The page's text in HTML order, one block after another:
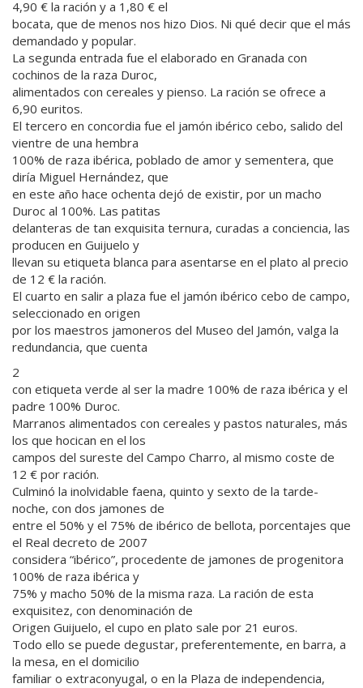
4,90 € la ración y a 1,80 € el
bocata, que de menos nos hizo Dios. Ni qué decir que el más
demandado y popular.
La segunda entrada fue el elaborado en Granada con
cochinos de la raza Duroc,
alimentados con cereales y pienso. La ración se ofrece a
6,90 euritos.
El tercero en concordia fue el jamón ibérico cebo, salido del
vientre de una hembra
100% de raza ibérica, poblado de amor y sementera, que
diría Miguel Hernández, que
en este año hace ochenta dejó de existir, por un macho
Duroc al 100%. Las patitas
delanteras de tan exquisita ternura, curadas a conciencia, las
producen en Guijuelo y
llevan su etiqueta blanca para asentarse en el plato al precio
de 12 € la ración.
El cuarto en salir a plaza fue el jamón ibérico cebo de campo,
seleccionado en origen
por los maestros jamoneros del Museo del Jamón, valga la
redundancia, que cuenta
2
con etiqueta verde al ser la madre 100% de raza ibérica y el
padre 100% Duroc.
Marranos alimentados con cereales y pastos naturales, más
los que hocican en el los
campos del sureste del Campo Charro, al mismo coste de
12 € por ración.
Culminó la inolvidable faena, quinto y sexto de la tarde-
noche, con dos jamones de
entre el 50% y el 75% de ibérico de bellota, porcentajes que
el Real decreto de 2007
considera “ibérico”, procedente de jamones de progenitora
100% de raza ibérica y
75% y macho 50% de la misma raza. La ración de esta
exquisitez, con denominación de
Origen Guijuelo, el cupo en plato sale por 21 euros.
Todo ello se puede degustar, preferentemente, en barra, a
la mesa, en el domicilio
familiar o extraconyugal, o en la Plaza de independencia,